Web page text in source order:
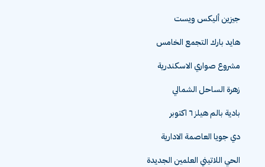
جيزين أليكس ويست
هايد بارك التجمع الخامس
مشروع صواري الاسكندرية
زهرة الساحل الشمالي
بادية بالم هيلز ٦ اكتوبر
دي جويا العاصمة الادارية
الحي اللاتيني العلمين الجديدة